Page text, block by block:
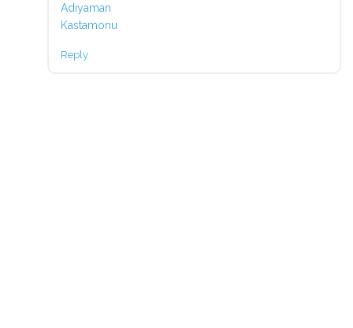
Adıyaman
Kastamonu
Reply